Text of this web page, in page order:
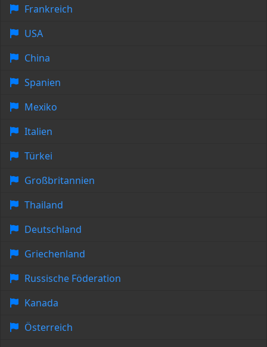
Frankreich
USA
China
Spanien
Mexiko
Italien
Türkei
Großbritannien
Thailand
Deutschland
Griechenland
Russische Föderation
Kanada
Österreich